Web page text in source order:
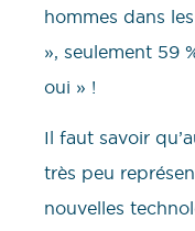
hommes dans
», seulement 59
oui » !
Il faut savoir
très peu
nouvelles